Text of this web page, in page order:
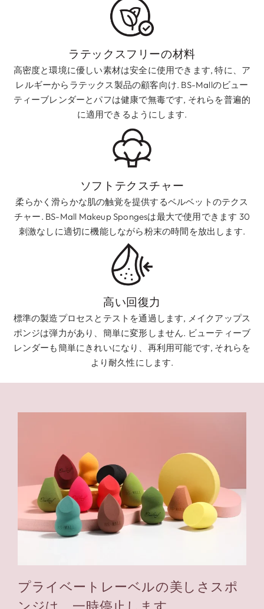
ラテックスフリーの材料
高密度と環境に優しい素材は安全に使用できます, 特に、ア
レルギーからラテックス製品の顧客向け. BS-Mallのビュー
ティーブレンダーとパフは健康で無毒です, それらを普遍的
に適用できるようにします.
ソフトテクスチャー
柔らかく滑らかな肌の触覚を提供するベルベットのテクス
チャー. BS-Mall Makeup Spongesは最大で使用できます 30
刺激なしに適切に機能しながら粉末の時間を放出します.
高い回復力
標準の製造プロセスとテストを通過します, メイクアップス
ポンジは弾力があり、簡単に変形しません. ビューティーブ
レンダーも簡単にきれいになり、再利用可能です, それらを
より耐久性にします.
プライベートレーベルの美しさスポ